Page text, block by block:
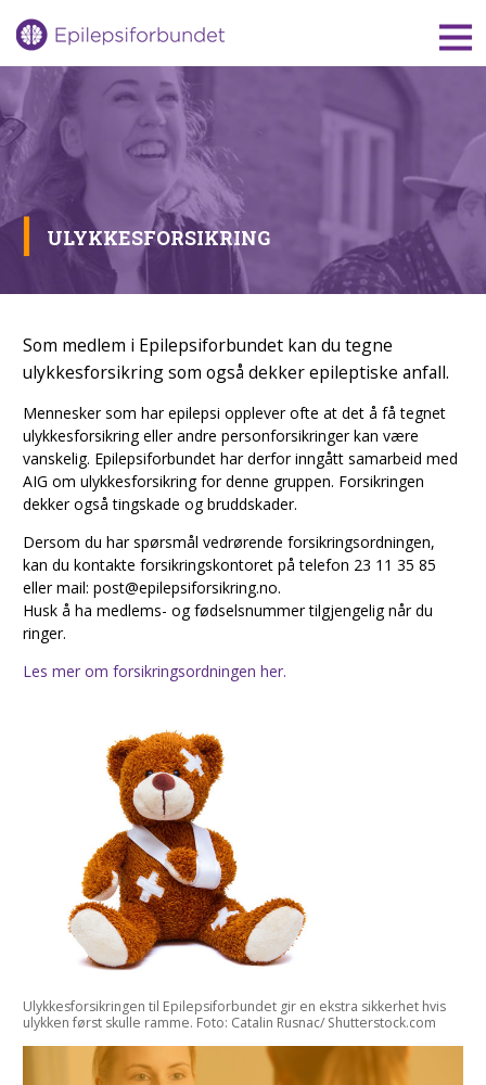
til
innholdet
ULYKKESFORSIKRING
Som medlem i Epilepsiforbundet kan du tegne
ulykkesforsikring som også dekker epileptiske anfall.
Mennesker som har epilepsi opplever ofte at det å få tegnet
ulykkesforsikring eller andre personforsikringer kan være
vanskelig. Epilepsiforbundet har derfor inngått samarbeid med
AIG om ulykkesforsikring for denne gruppen. Forsikringen
dekker også tingskade og bruddskader.
Dersom du har spørsmål vedrørende forsikringsordningen,
kan du kontakte forsikringskontoret på telefon 23 11 35 85
eller mail: post@epilepsiforsikring.no.
Husk å ha medlems- og fødselsnummer tilgjengelig når du
ringer.
Les mer om forsikringsordningen her.
Ulykkesforsikringen til Epilepsiforbundet gir en ekstra sikkerhet hvis
ulykken først skulle ramme. Foto: Catalin Rusnac/ Shutterstock.com